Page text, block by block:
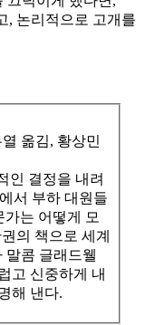
, 논리적으로 고개를
옮김, 황상민
인 결정을 내려
서 부하 대원들
가는 어떻게 모
의 책으로 세계
말콤 글래드웰
고 신중하게 내
해 낸다.